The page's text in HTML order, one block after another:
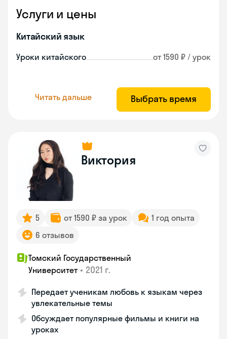
Услуги и цены
Китайский язык
Уроки китайского от 1590 ₽ / урок
Читать дальше Выбрать время
Виктория
5 от 1590 ₽ за урок
1 год опыта
6 отзывов
Томский Государственный
Университет • 2021 г.
Передает ученикам любовь к языкам через
увлекательные темы
Обсуждает популярные фильмы и книги на
уроках